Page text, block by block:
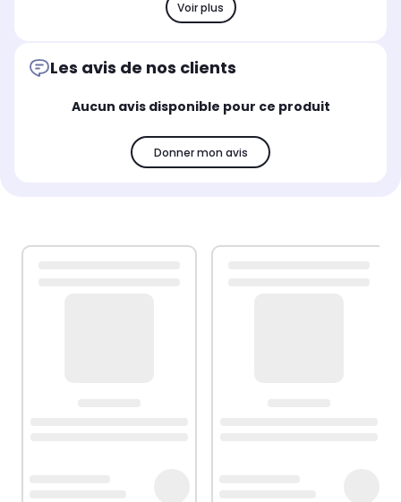
Voir plus
Les avis de nos clients
Aucun avis disponible pour ce produit
Donner mon avis